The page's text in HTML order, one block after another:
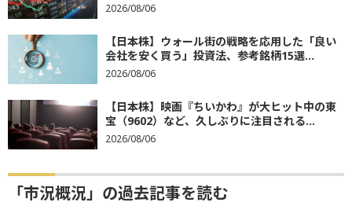
2026/08/06
【日本株】ウォール街の戦略を応用した「良い
会社を安く買う」投資法、参考銘柄15選...
2026/08/06
【日本株】映画『ちいかわ』が大ヒット中の東
宝（9602）など、久しぶりに注目される...
2026/08/06
「市況概況」の過去記事を読む